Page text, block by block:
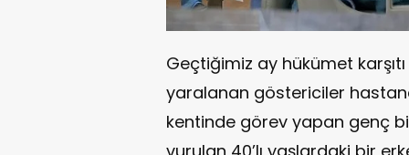
Geçtiğimiz ay hükümet
yaralanan göstericiler
kentinde görev yapan genç